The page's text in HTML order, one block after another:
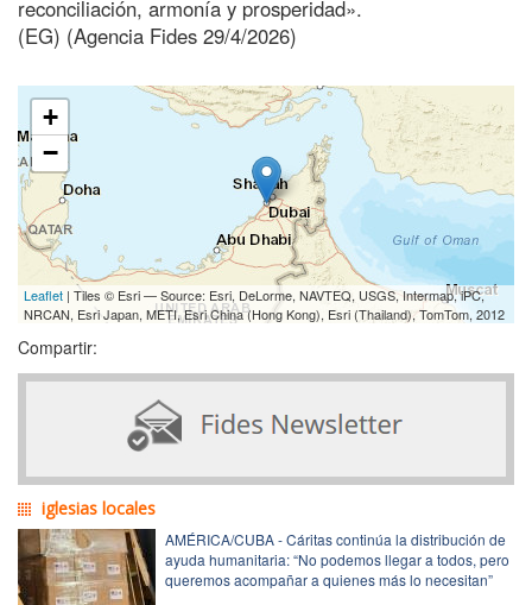
reconciliación, armonía y prosperidad».
(EG) (Agencia Fides 29/4/2026)
+
−
Leaflet | Tiles © Esri — Source: Esri, DeLorme, NAVTEQ, USGS, Intermap, iPC,
NRCAN, Esri Japan, METI, Esri China (Hong Kong), Esri (Thailand), TomTom, 2012
Compartir:
iglesias locales
AMÉRICA/CUBA - Cáritas continúa la distribución de
ayuda humanitaria: “No podemos llegar a todos, pero
queremos acompañar a quienes más lo necesitan”